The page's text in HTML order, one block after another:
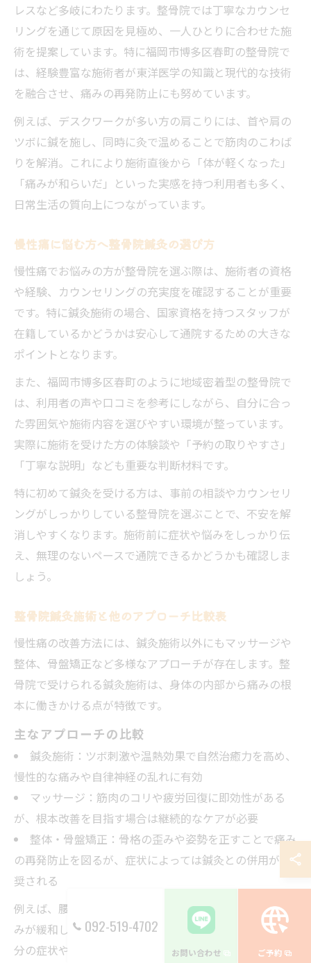
レスなど多岐にわたります。整骨院では丁寧なカウンセ
リングを通じて原因を見極め、一人ひとりに合わせた施
術を提案しています。特に福岡市博多区春町の整骨院で
は、経験豊富な施術者が東洋医学の知識と現代的な技術
を融合させ、痛みの再発防止にも努めています。
例えば、デスクワークが多い方の肩こりには、首や肩の
ツボに鍼を施し、同時に灸で温めることで筋肉のこわば
りを解消。これにより施術直後から「体が軽くなった」
「痛みが和らいだ」といった実感を持つ利用者も多く、
日常生活の質向上につながっています。
慢性痛に悩む方へ整骨院鍼灸の選び方
慢性痛でお悩みの方が整骨院を選ぶ際は、施術者の資格
や経験、カウンセリングの充実度を確認することが重要
です。特に鍼灸施術の場合、国家資格を持つスタッフが
在籍しているかどうかは安心して通院するための大きな
ポイントとなります。
また、福岡市博多区春町のように地域密着型の整骨院で
は、利用者の声や口コミを参考にしながら、自分に合っ
た雰囲気や施術内容を選びやすい環境が整っています。
実際に施術を受けた方の体験談や「予約の取りやすさ」
「丁寧な説明」なども重要な判断材料です。
特に初めて鍼灸を受ける方は、事前の相談やカウンセリ
ングがしっかりしている整骨院を選ぶことで、不安を解
消しやすくなります。施術前に症状や悩みをしっかり伝
え、無理のないペースで通院できるかどうかも確認しま
しょう。
整骨院鍼灸施術と他のアプローチ比較表
慢性痛の改善方法には、鍼灸施術以外にもマッサージや
整体、骨盤矯正など多様なアプローチが存在します。整
骨院で受けられる鍼灸施術は、身体の内部から痛みの根
本に働きかける点が特徴です。
主なアプローチの比較
鍼灸施術：ツボ刺激や温熱効果で自然治癒力を高め、
慢性的な痛みや自律神経の乱れに有効
マッサージ：筋肉のコリや疲労回復に即効性がある
が、根本改善を目指す場合は継続的なケアが必要
整体・骨盤矯正：骨格の歪みや姿勢を正すことで痛み
の再発防止を図るが、症状によっては鍼灸との併用が推
奨される
例えば、腰痛に悩む方が鍼灸と整体を併用した結果、痛
みが緩和し日常動作が楽になったケースもあります。自
分の症状やライフスタイルに合わせて、最適な施術を選
092-519-4702
お問い合わせ ご予約